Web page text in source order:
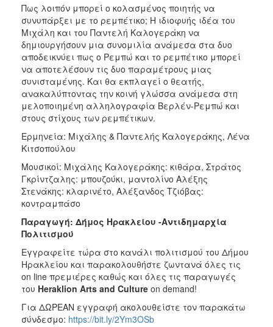
Πως λοιπόν μπορεί ο κολασμένος ποιητής να
συνυπάρξει με το ρεμπέτικο; Η ιδιοφυής ιδέα του
Μιχάλη και του Παντελή Καλογεράκη να
δημιουργήσουν μια συνομιλία ανάμεσα στα δυο
αποδεικνύει πως ο Ρεμπώ και το ρεμπέτικο μπορεί
να αποτελέσουν τις δυο παραμέτρους μιας
συνισταμένης. Και θα εκπλαγεί ο θεατής,
ανακαλύπτοντας την κοινή γλώσσα ανάμεσα στη
μελοποιημένη αλληλογραφία Βερλέν-Ρεμπώ και
στους στίχους των ρεμπέτικων.
Ερμηνεία: Μιχάλης & Παντελής Καλογεράκης, Λένα
Κιτσοπούλου
Μουσικοί: Μιχάλης Καλογεράκης: κιθάρα, Στράτος
Γκρίντζαλης: μπουζούκι, μαντολίνο Αλέξης
Στενάκης: κλαρινέτο, Αλέξανδος Τζιόβας:
κοντραμπάσο
Παραγωγή: Δήμος Ηρακλείου -Αντιδημαρχία
Πολιτισμού
Εγγραφείτε τώρα στο κανάλι πολιτισμού του Δήμου
Ηρακλείου και παρακολουθήστε ζωντανά όλες τις
on line πρεμιέρες καθώς και όλες τις παραγωγές
του Heraklion Arts and Culture on demand!
Για ΔΩΡΕΑΝ εγγραφή ακολουθείστε τον παρακάτω
σύνδεσμο: https://bit.ly/2Ym3OSb